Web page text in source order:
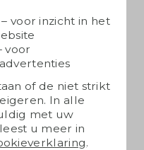
voor inzicht in het
voor
of de niet strikt
In alle
met uw
u meer in
.